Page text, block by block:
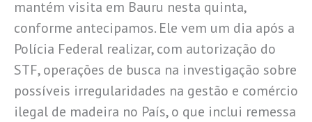
mantém visita em Bauru nesta quinta,
conforme antecipamos. Ele vem um dia após a
Polícia Federal realizar, com autorização do
STF, operações de busca na investigação sobre
possíveis irregularidades na gestão e comércio
ilegal de madeira no País, o que inclui remessa